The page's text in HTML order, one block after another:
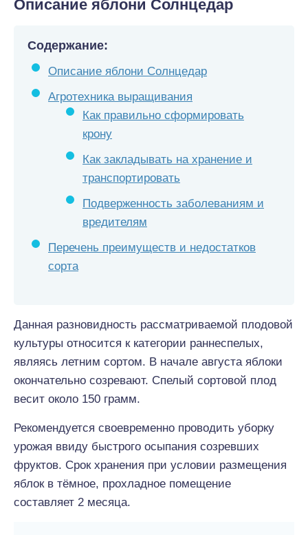
Описание яблони Солнцедар
Содержание:
Описание яблони Солнцедар
Агротехника выращивания
Как правильно сформировать
крону
Как закладывать на хранение и
транспортировать
Подверженность заболеваниям и
вредителям
Перечень преимуществ и недостатков
сорта
Данная разновидность рассматриваемой плодовой
культуры относится к категории раннеспелых,
являясь летним сортом. В начале августа яблоки
окончательно созревают. Спелый сортовой плод
весит около 150 грамм.
Рекомендуется своевременно проводить уборку
урожая ввиду быстрого осыпания созревших
фруктов. Срок хранения при условии размещения
яблок в тёмное, прохладное помещение
составляет 2 месяца.